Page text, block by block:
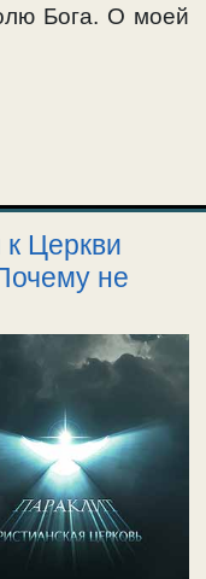
Бога. О моей
Церкви
не